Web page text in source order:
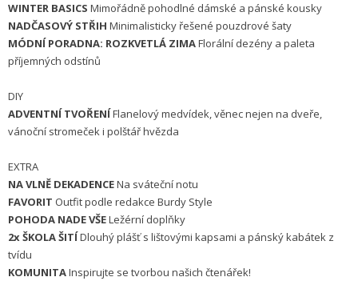
WINTER BASICS Mimořádně pohodlné dámské a pánské kousky
NADČASOVÝ STŘIH Minimalisticky řešené pouzdrové šaty
MÓDNÍ PORADNA: ROZKVETLÁ ZIMAFlorální dezény a paleta
příjemných odstínů
DIY
ADVENTNÍ TVOŘENÍFlanelový medvídek, věnec nejen na dveře,
vánoční stromeček i polštář hvězda
EXTRA
NA VLNĚ DEKADENCENa sváteční notu
FAVORIT Outfit podle redakce Burdy Style
POHODA NADE VŠELežérní doplňky
2xŠKOLA ŠITÍDlouhý plášť s lištovými kapsami a pánský kabátek z
tvídu
KOMUNITAInspirujte se tvorbou našich čtenářek!